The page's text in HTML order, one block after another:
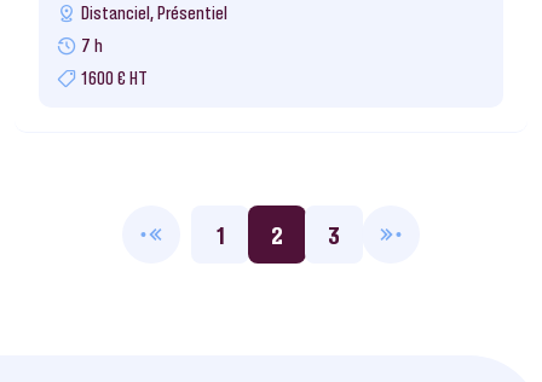
Distanciel, Présentiel
7 h
1600 € HT
1 2 3